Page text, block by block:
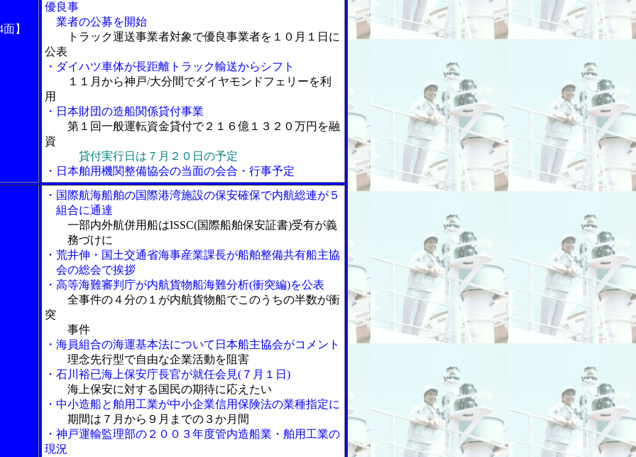
】
優良事
業者の公募を開始
トラック運送事業者対象で優良事業者を１０月１日に
公表
・ダイハツ車体が長距離トラック輸送からシフト
１１月から神戸/大分間でダイヤモンドフェリーを利
用
・日本財団の造船関係貸付事業
第１回一般運転資金貸付で２１６億１３２０万円を融
資
貸付実行日は７月２０日の予定
・日本舶用機関整備協会の当面の会合・行事予定
・国際航海船舶の国際港湾施設の保安確保で内航総連が５
組合に通達
一部内外航併用船はISSC(国際船舶保安証書)受有が義
務づけに
・荒井伸・国土交通省海事産業課長が船舶整備共有船主協
会の総会で挨拶
・高等海難審判庁が内航貨物船海難分析(衝突編)を公表
全事件の４分の１が内航貨物船でこのうちの半数が衝
突
事件
・海員組合の海運基本法について日本船主協会がコメント
理念先行型で自由な企業活動を阻害
・石川裕已海上保安庁長官が就任会見(７月１日)
海上保安に対する国民の期待に応えたい
・中小造船と舶用工業が中小企業信用保険法の業種指定に
期間は７月から９月までの３か月間
・神戸運輸監理部の２００３年度管内造船業・舶用工業の
現況